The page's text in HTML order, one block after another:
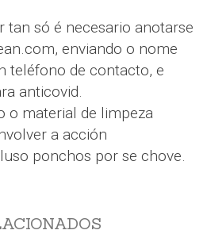
tan só é necesario anotarse
enviando o nome
teléfono de contacto, e
anticovid.
o material de limpeza
a acción
ponchos por se chove.